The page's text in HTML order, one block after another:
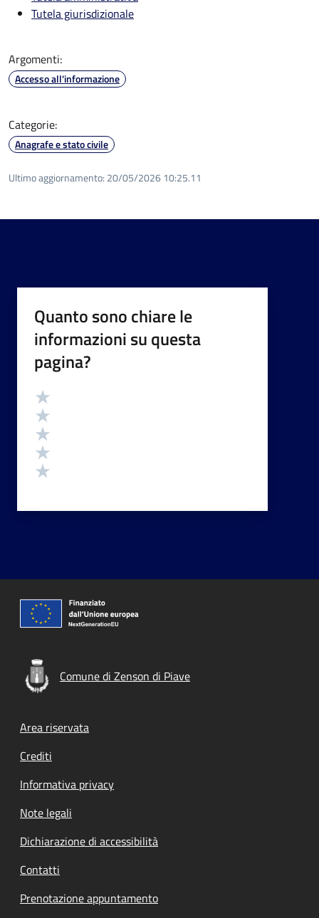
Tutela giurisdizionale
Argomenti:
Accesso all'informazione
Categorie:
Anagrafe e stato civile
Ultimo aggiornamento: 20/05/2026 10:25.11
Quanto sono chiare le
informazioni su questa
pagina?
Valutazione
Comune di Zenson di Piave
Footer menu
Area riservata
Crediti
Informativa privacy
Note legali
Dichiarazione di accessibilità
Contatti
Prenotazione appuntamento